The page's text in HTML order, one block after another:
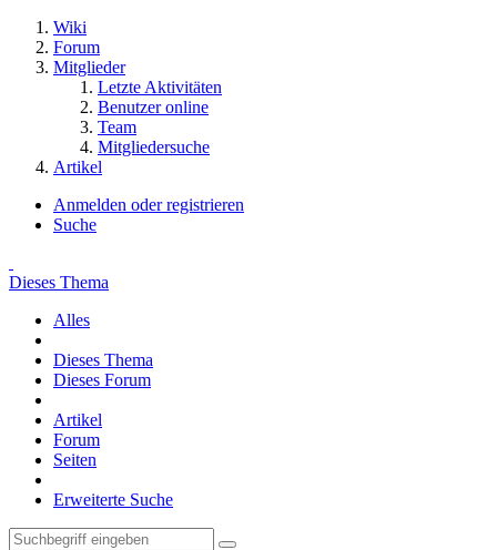
Wiki
Forum
Mitglieder
Letzte Aktivitäten
Benutzer online
Team
Mitgliedersuche
Artikel
Anmelden oder registrieren
Suche
Dieses Thema
Alles
Dieses Thema
Dieses Forum
Artikel
Forum
Seiten
Erweiterte Suche